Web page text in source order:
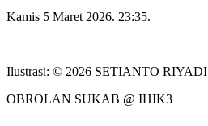
Kamis 5 Maret 2026. 23:35.
Ilustrasi: © 2026 SETIANTO RIYADI
OBROLAN SUKAB @ IHIK3